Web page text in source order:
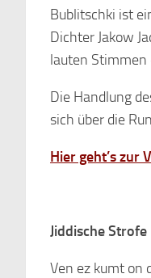
Bublitschki ist
Dichter Jakow
lauten
Die Handlung
sich über die
Hier geht’s zur
Jiddische
Ven ez kumt on